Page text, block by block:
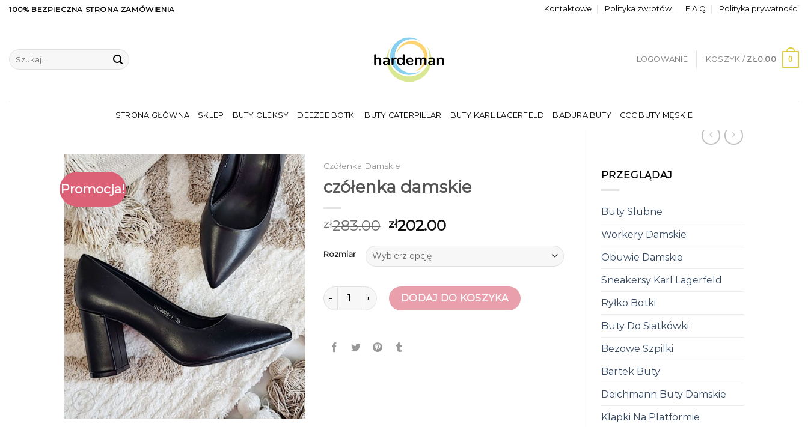
Skip100% BEZPIECZNA STRONA ZAMÓWIENIA Kontaktowe Polityka zwrotów F.A.Q Polityka prywatności
Szukaj:
LOGOWANIE KOSZYK / ZŁ0.00 0
STRONA GŁÓWNA SKLEP BUTY OLEKSY DEEZEE BOTKI BUTY CATERPILLAR BUTY KARL LAGERFELD BADURA BUTY CCC BUTY MĘSKIE
PRZEGLĄDAJ
Buty Slubne
Workery Damskie
Obuwie Damskie
Sneakersy Karl Lagerfeld
Ryłko Botki
Buty Do Siatkówki
Bezowe Szpilki
Bartek Buty
Deichmann Buty Damskie
Klapki Na Platformie
Promocja!
Czółenka Damskie
czółenka damskie
zł283.00 zł202.00
Rozmiar
ilość czółenka damskieDODAJ DO KOSZYKA